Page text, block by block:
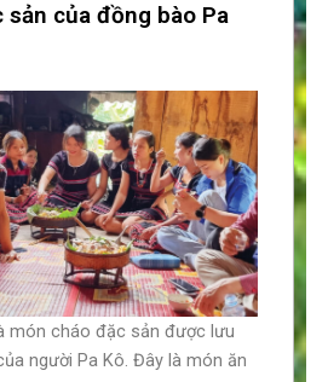
sản của đồng bào Pa
món cháo đặc sản được lưu
người Pa Kô. Đây là món ăn